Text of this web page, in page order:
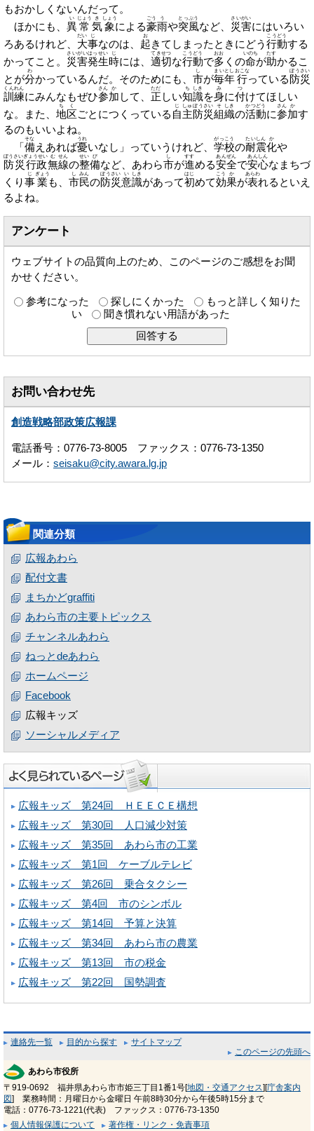
もおかしくないんだって。
ほかにも、 異
い
常
じょう
気
き
象
しょう
による豪
ごう
雨
う
や突風
とっぷう
など、 災害
さいがい
にはいろい
ろあるけれど、 大
だい
事
じ
なのは、 起
お
きてしまったときにどう 行動
こうどう
する
かってこと。 災害発生
さいがいはっせい
時
じ
には、 適切
てきせつ
な行動
こうどう
で多
おお
くの命
いのち
が助
たす
かるこ
とが分
わ
かっているんだ。そのためにも、 市
し
が毎年
まいとし
行
おこな
っている 防災
ぼうさい
訓練
くんれん
にみんなもぜひ参
さん
加
か
して、 正
ただ
しい知
ち
識
しき
を身
み
に付
つ
けてほしい
な。また、 地区
ちく
ごとにつくっている 自
じ
主
しゅ
防災
ぼうさい
組
そ
織
しき
の活動
かつどう
に参
さん
加
か
す
るのもいいよね。
「 備
そな
えあれば憂
うれ
いなし」っていうけれど、 学校
がっこう
の耐震
たいしん
化
か
や
防災行政
ぼうさいぎょうせい
無
む
線
せん
の整
せい
備
び
など、あわら市
し
が進
すす
める安全
あんぜん
で安心
あんしん
なまちづ
くり事
じ
業
ぎょう
も、 市
し
民
みん
の防災
ぼうさい
意
い
識
しき
があって初
はじ
めて効
こう
果
か
が表
あらわ
れるといえ
るよね。
アンケート
ウェブサイトの品質向上のため、このページのご感想をお聞
かせください。
参考になった 探しにくかった
もっと詳しく知りた
い
聞き慣れない用語があった
お問い合わせ先
創造戦略部政策広報課
電話番号：0776-73-8005 ファックス：0776-73-1350
メール： seisaku@city.awara.lg.jp
関連分類
広報あわら
配付文書
まちかどgraffiti
あわら市の主要トピックス
チャンネルあわら
ねっとdeあわら
ホームページ
Facebook
広報キッズ
ソーシャルメディア
広報キッズ 第24回 ＨＥＥＣＥ構想
広報キッズ 第30回 人口減少対策
広報キッズ 第35回 あわら市の工業
広報キッズ 第1回 ケーブルテレビ
広報キッズ 第26回 乗合タクシー
広報キッズ 第4回 市のシンボル
広報キッズ 第14回 予算と決算
広報キッズ 第34回 あわら市の農業
広報キッズ 第13回 市の税金
広報キッズ 第22回 国勢調査
連絡先一覧 目的から探す
サイトマップ
このページの先頭へ
あわら市役所
〒919-0692 福井県あわら市市姫三丁目1番1号[地図・交通アクセス][庁舎案内
図] 業務時間：月曜日から金曜日 午前8時30分から午後5時15分まで
電話：0776-73-1221(代表) ファックス：0776-73-1350
個人情報保護について
著作権・リンク・免責事項